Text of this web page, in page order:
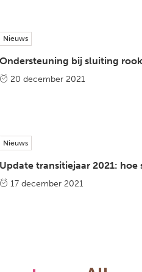
Nieuws
Ondersteuning bij sluiting
20 december 2021
Nieuws
Update transitiejaar 2021:
17 december 2021